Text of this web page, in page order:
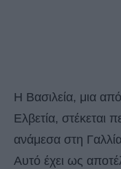
Η Βασιλεία, μια
Ελβετία, στέκεται
ανάμεσα στη
Αυτό έχει ως